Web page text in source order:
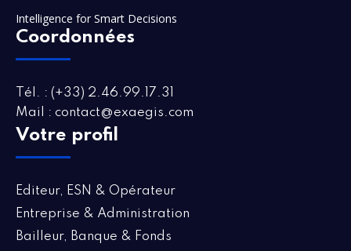
Intelligence for Smart Decisions
Coordonnées
Tél. : (+33) 2.46.99.17.31
Mail : contact@exaegis.com
Votre profil
Editeur, ESN & Opérateur
Entreprise & Administration
Bailleur, Banque & Fonds